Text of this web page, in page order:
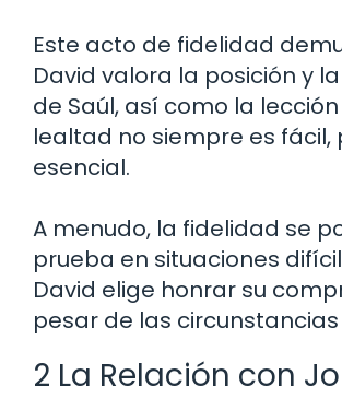
Este acto de fidelidad
David valora la posición y
de Saúl, así como la
lealtad no siempre es fácil,
esencial.
A menudo, la fidelidad se
prueba en situaciones
David elige honrar su
pesar de las
2 La Relación con